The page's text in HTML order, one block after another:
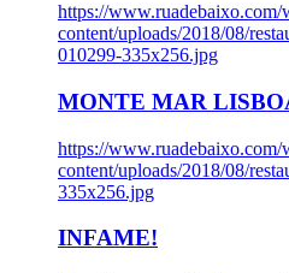
https://www.ruadebaixo.com/
content/uploads/2018/08/
010299-335x256.jpg
MONTE MAR
https://www.ruadebaixo.com/
content/uploads/2018/08/
335x256.jpg
INFAME!